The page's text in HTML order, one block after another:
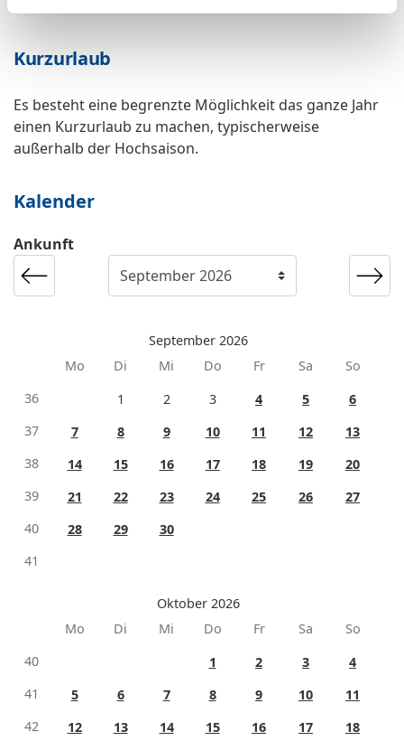
Kurzurlaub
Es besteht eine begrenzte Möglichkeit das ganze Jahr
einen Kurzurlaub zu machen, typischerweise
außerhalb der Hochsaison.
Kalender
Ankunft
September 2026
Mo
Di Mi Do Fr Sa
So
36
1 2 3 4 5
6
37
7 8 9 10 11 12
13
38
14 15 16 17 18 19
20
39
21 22 23 24 25 26
27
40
28 29
30
41
Oktober 2026
Mo
Di Mi Do Fr Sa
So
40
1 2 3
4
41
5 6 7 8 9 10
11
42
12 13 14 15 16 17
18